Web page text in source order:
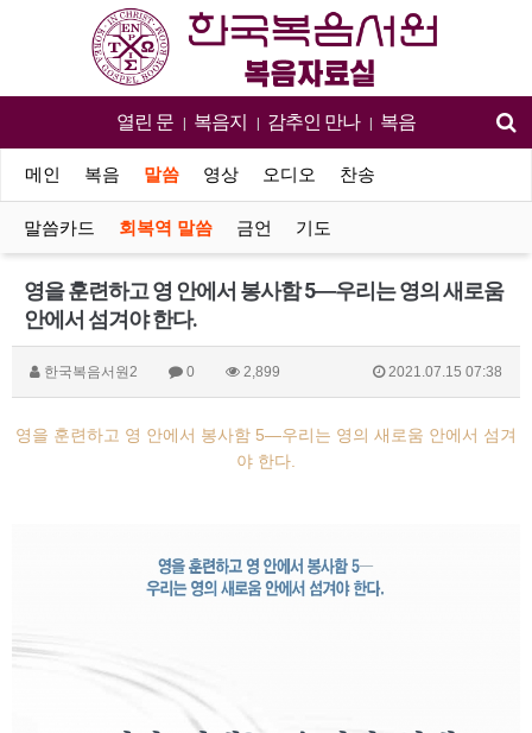
열린 문 | 복음지 | 감추인 만나 | 복음
메인 복음 말씀 영상 오디오 찬송
말씀카드 회복역 말씀 금언 기도
영을 훈련하고 영 안에서 봉사함 5―우리는 영의 새로움
안에서 섬겨야 한다.
한국복음서원2 0 2,899 2021.07.15 07:38
영을 훈련하고 영 안에서 봉사함 5―우리는 영의 새로움 안에서 섬겨
야 한다.